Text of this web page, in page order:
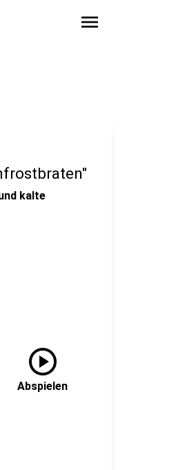
menu
kalte
play_circle
Abspielen